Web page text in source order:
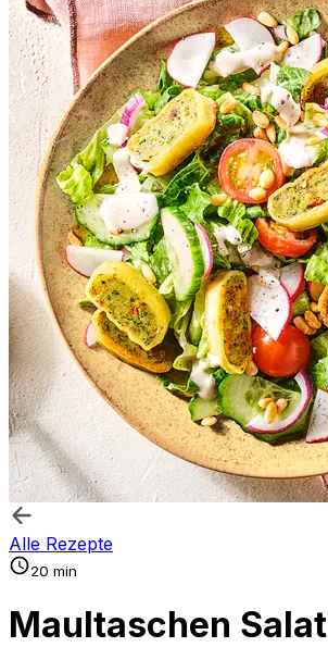
Alle Rezepte
20 min
Maultaschen Salat